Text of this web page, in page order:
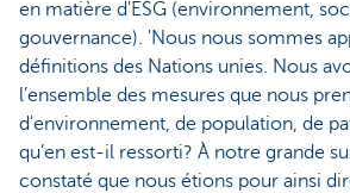
en matière d'ESG (environnement,
gouvernance). 'Nous nous sommes
définitions des Nations unies. Nous
l’ensemble des mesures que nous
d'environnement, de population, de
qu’en est-il ressorti? À notre grande
constaté que nous étions pour ainsi